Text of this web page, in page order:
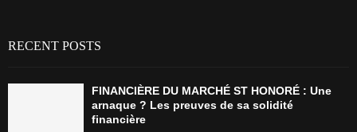
RECENT POSTS
FINANCIÈRE DU MARCHÉ ST HONORÉ : Une
arnaque ? Les preuves de sa solidité
financière